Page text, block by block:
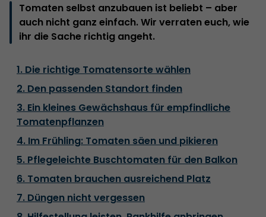
Tomaten selbst anzubauen ist beliebt – aber
auch nicht ganz einfach. Wir verraten euch, wie
ihr die Sache richtig angeht.
1. Die richtige Tomatensorte wählen
2. Den passenden Standort finden
3. Ein kleines Gewächshaus für empfindliche
Tomatenpflanzen
4. Im Frühling: Tomaten säen und pikieren
5. Pflegeleichte Buschtomaten für den Balkon
6. Tomaten brauchen ausreichend Platz
7. Düngen nicht vergessen